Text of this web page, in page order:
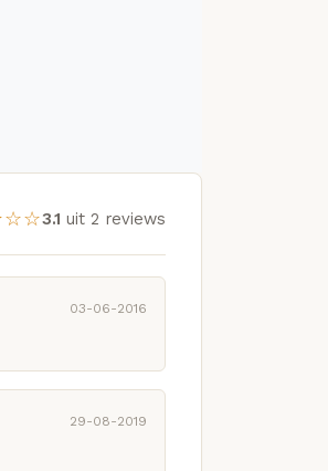
3.1 uit 2 reviews
03-06-2016
29-08-2019